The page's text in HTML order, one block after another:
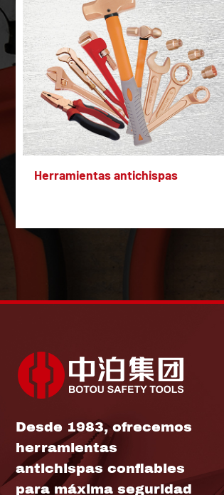
Herramientas antichispas
Desde 1983, ofrecemos
herramientas
antichispas confiables
para máxima seguridad